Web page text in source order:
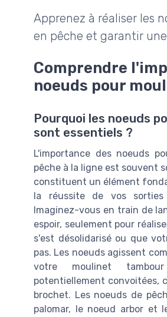
Apprenez à réaliser les
en pêche et garantir
Comprendre
noeuds pour
Pourquoi les noeuds
sont essentiels ?
L'importance des noeuds
pêche à la ligne est souvent
constituent un élément
la réussite de vos
Imaginez-vous en train de
espoir, seulement pour
s'est désolidarisé ou que
pas. Les noeuds agissent
votre moulinet
potentiellement convoitées,
brochet. Les noeuds de
palomar, le noeud arbor et